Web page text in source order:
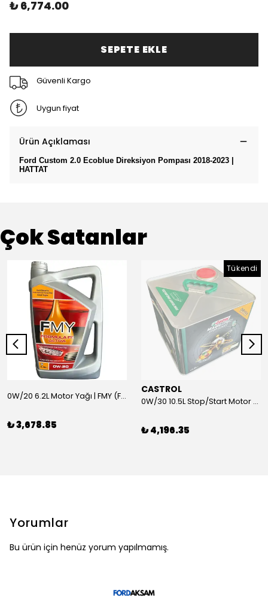
₺ 6,774.00
SEPETE EKLE
Güvenli Kargo
Uygun fiyat
Ürün Açıklaması
Ford Custom 2.0 Ecoblue Direksiyon Pompası 2018-2023 |
HATTAT
Çok Satanlar
0W/20 6.2L Motor Yağı | FMY (Ford Motor Yağları)
₺ 3,678.85
Tükendi
CASTROL
0W/30 10.5L Stop/Start Motor Yağı | CASTROL
₺ 4,196.35
Yorumlar
Bu ürün için henüz yorum yapılmamış.